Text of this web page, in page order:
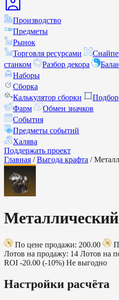
Производство
Предметы
Рынок
Торговля ресурсами
станком
Разбор декора
Наборы
Сборка
Калькулятор сборки
Фарм
Обмен значков
События
Предметы событий
Халява
Поддержать проект
Главная / Выгода крафта /
По цене продажи: 200.00
Лотов на продажу: 14 Лотов на
ROI -20.00 (-10%) Не выгодно
Настройки расчёта